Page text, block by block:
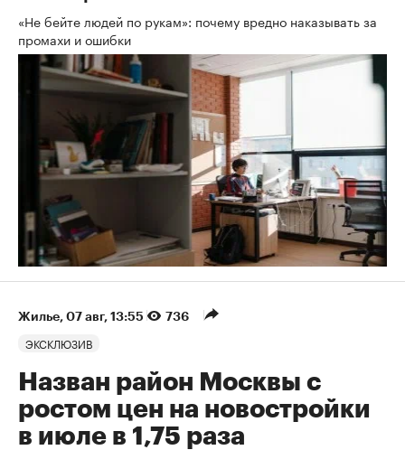
«Не бейте людей по рукам»: почему вредно наказывать за
промахи и ошибки
Жилье 07 авг, 13:55 736
ЭКСКЛЮЗИВ
Назван район Москвы с
ростом цен на новостройки
в июле в 1,75 раза